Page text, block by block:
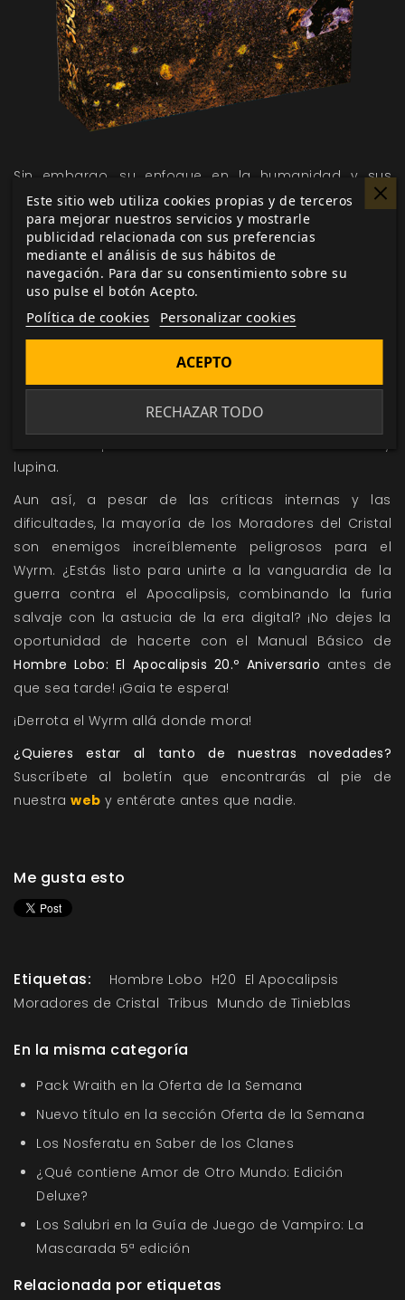
Sin embargo, su enfoque en la humanidad y sus
obras también presenta desafíos. Cuentan con
pocos linajes lupinos puros, y algunos de sus
cachorros lupus encuentran sus dogmas confusos.
Además, las ciudades están llenas de vampiros,
enemigos acérrimos que no aprecian la presencia de
hombres lobo en sus territorios. Los Teurgos
en espíritus de la electricidad o la Tejedora, pueden
Kaos. Su dilema refleja el problema central de los
lupina.
Aun así, a pesar de las críticas internas y las
dificultades, la mayoría de los Moradores del Cristal
son enemigos increíblemente peligrosos para el
Wyrm. ¿Estás listo para unirte a la vanguardia de la
guerra contra el Apocalipsis, combinando la furia
salvaje con la astucia de la era digital? ¡No dejes la
oportunidad de hacerte con el Manual Básico de
Hombre Lobo: El Apocalipsis 20.º Aniversario antes de
que sea tarde! ¡Gaia te espera!
¡Derrota el Wyrm allá donde mora!
¿Quieres estar al tanto de nuestras novedades?
Suscríbete al boletín que encontrarás al pie de
nuestra web y entérate antes que nadie.
Me gusta esto
Etiquetas: Hombre Lobo H20 El Apocalipsis
Moradores de Cristal Tribus Mundo de Tinieblas
En la misma categoría
Pack Wraith en la Oferta de la Semana
Nuevo título en la sección Oferta de la Semana
Los Nosferatu en Saber de los Clanes
¿Qué contiene Amor de Otro Mundo: Edición
Deluxe?
Los Salubri en la Guía de Juego de Vampiro: La
Mascarada 5ª edición
Relacionada por etiquetas
Este sitio web utiliza cookies propias y de terceros
para mejorar nuestros servicios y mostrarle
publicidad relacionada con sus preferencias
mediante el análisis de sus hábitos de
navegación. Para dar su consentimiento sobre su
uso pulse el botón Acepto.
Política de cookies Personalizar cookies
RECHAZAR TODO
ACEPTO